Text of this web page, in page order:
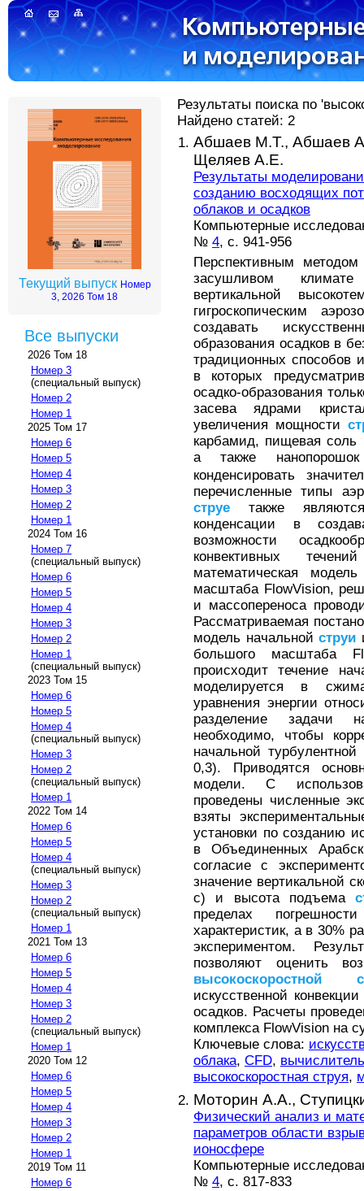
Текущий выпуск Номер
3, 2026 Том 18
Все выпуски
2026 Том 18
Номер 3
(специальный выпуск)
Номер 2
Номер 1
2025 Том 17
Номер 6
Номер 5
Номер 4
Номер 3
Номер 2
Номер 1
2024 Том 16
Номер 7
(специальный выпуск)
Номер 6
Номер 5
Номер 4
Номер 3
Номер 2
Номер 1
(специальный выпуск)
2023 Том 15
Номер 6
Номер 5
Номер 4
(специальный выпуск)
Номер 3
Номер 2
(специальный выпуск)
Номер 1
2022 Том 14
Номер 6
Номер 5
Номер 4
(специальный выпуск)
Номер 3
Номер 2
(специальный выпуск)
Номер 1
2021 Том 13
Номер 6
Номер 5
Номер 4
Номер 3
Номер 2
(специальный выпуск)
Номер 1
2020 Том 12
Номер 6
Номер 5
Номер 4
Номер 3
Номер 2
Номер 1
2019 Том 11
Номер 6
Результаты поиска по
Найдено статей: 2
Абшаев М.Т., Абшаев
Щеляев А.Е.
Результаты
созданию восходящих
облаков и осадков
Компьютерные
№ 4, с. 941-956
Перспективным
засушливом
вертикальной
гигроскопическим
создавать
образования осадков в
традиционных способов
в которых
осадко-образования
засева ядрами
увеличения мощности
карбамид, пищевая соль
а также
конденсировать
перечисленные типы
струе также
конденсации в
возможности
конвективных
математическая
масштаба FlowVision,
и массопереноса
Рассматриваемая
модель начальной струи
большого масштаба
происходит течение
моделируется в
уравнения энергии
разделение задачи
необходимо, чтобы
начальной турбулентной
0,3). Приводятся
модели. С
проведены численные
взяты
установки по созданию
в Объединенных
согласие с
значение вертикальной
с) и высота подъема
пределах
характеристик, а в 30%
экспериментом.
позволяют оценить
высокоскоростной
искусственной
осадков. Расчеты
комплекса FlowVision на
Ключевые слова:
облака, CFD,
высокоскоростная струя,
Моторин А.А.,
Физический анализ и
параметров области
ионосфере
Компьютерные
№ 4, с. 817-833